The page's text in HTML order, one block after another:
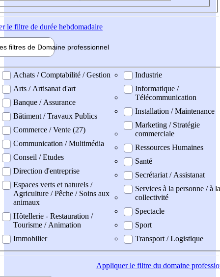
le filtre de durée hebdomadaire
filtres de Domaine professionnel
professionel
Achats / Comptabilité / Gestion
Arts / Artisanat d'art
Banque / Assurance
Bâtiment / Travaux Publics
Commerce / Vente (27)
Communication / Multimédia
Conseil / Etudes
Direction d'entreprise
Espaces verts et naturels /
Agriculture / Pêche / Soins aux
animaux
Hôtellerie - Restauration /
Tourisme / Animation
Immobilier
Industrie
Informatique /
Télécommunication
Installation / Maintenance
Marketing / Stratégie
commerciale
Ressources Humaines
Santé
Secrétariat / Assistanat
Services à la personne / à la
collectivité
Spectacle
Sport
Transport / Logistique
Appliquerle filtre du domaine